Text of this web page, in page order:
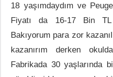
18 yaşımdaydım ve
Fiyatı da 16-17 Bin TL
Bakıyorum para zor
kazanırım derken
Fabrikada 30 yaşlarında